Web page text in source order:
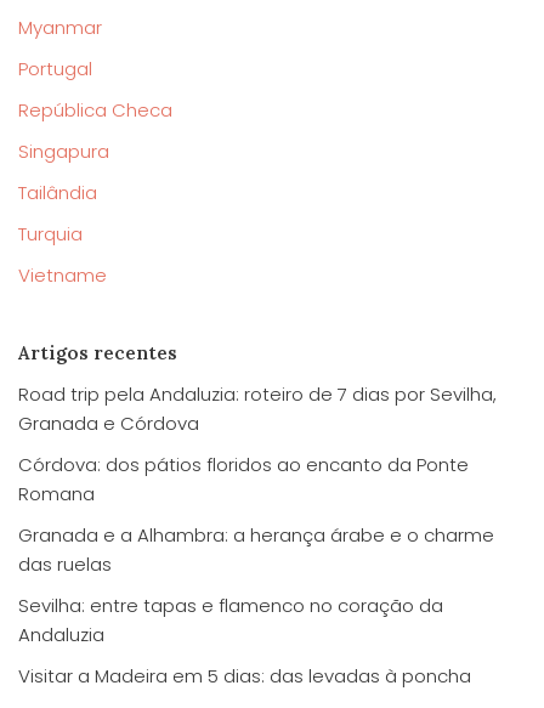
Myanmar
Portugal
República Checa
Singapura
Tailândia
Turquia
Vietname
Artigos recentes
Road trip pela Andaluzia: roteiro de 7 dias por Sevilha,
Granada e Córdova
Córdova: dos pátios floridos ao encanto da Ponte
Romana
Granada e a Alhambra: a herança árabe e o charme
das ruelas
Sevilha: entre tapas e flamenco no coração da
Andaluzia
Visitar a Madeira em 5 dias: das levadas à poncha